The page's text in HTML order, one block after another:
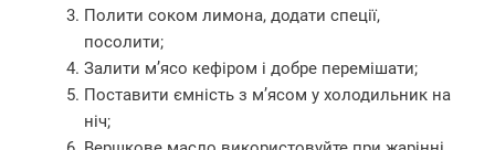
Полити соком лимона, додати спеції,
посолити;
Залити м’ясо кефіром і добре перемішати;
Поставити ємність з м’ясом у холодильник на
ніч;